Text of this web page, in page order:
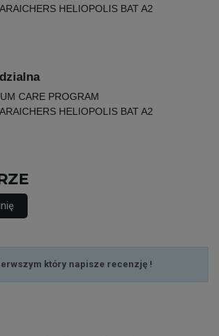
HELIOPOLIS BAT A2
CARE PROGRAM
HELIOPOLIS BAT A2
który napisze recenzję !